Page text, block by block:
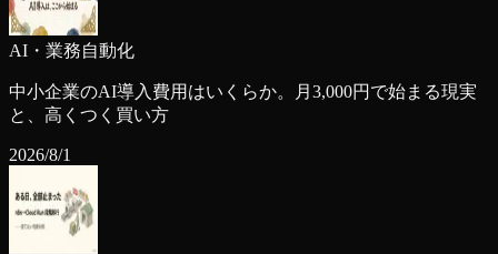
AI・業務自動化
中小企業のAI導入費用はいくらか。月3,000円で始まる現実
と、高くつく買い方
2026/8/1